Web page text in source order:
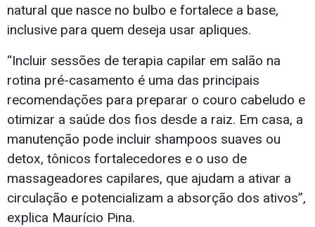
natural que nasce no bulbo e fortalece a base,
inclusive para quem deseja usar apliques.
“Incluir sessões de terapia capilar em salão na
rotina pré-casamento é uma das principais
recomendações para preparar o couro cabeludo e
otimizar a saúde dos fios desde a raiz. Em casa, a
manutenção pode incluir shampoos suaves ou
detox, tônicos fortalecedores e o uso de
massageadores capilares, que ajudam a ativar a
circulação e potencializam a absorção dos ativos”,
explica Maurício Pina.